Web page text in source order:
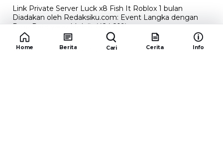
Link Private Server Luck x8 Fish It Roblox 1 bulan
Diadakan oleh Redaksiku.com: Event Langka dengan
Drop Rate yang Melejit (424,819)
10 Film Indonesia Tayang November 2024, Ada Film
Wulan Guritno! (352,096)
Home Berita Cari Cerita Info